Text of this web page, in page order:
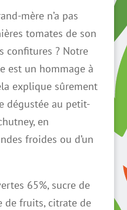
mère n’a pas
tomates de son
confitures ? Notre
est un hommage à
explique sûrement
dégustée au petit-
en
froides ou d’un
65%, sucre de
de fruits, citrate de